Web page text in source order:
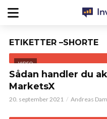
ETIKETTER –SHORTE
VIDEO
Sådan handler du
MarketsX
20. september 2021 Andreas